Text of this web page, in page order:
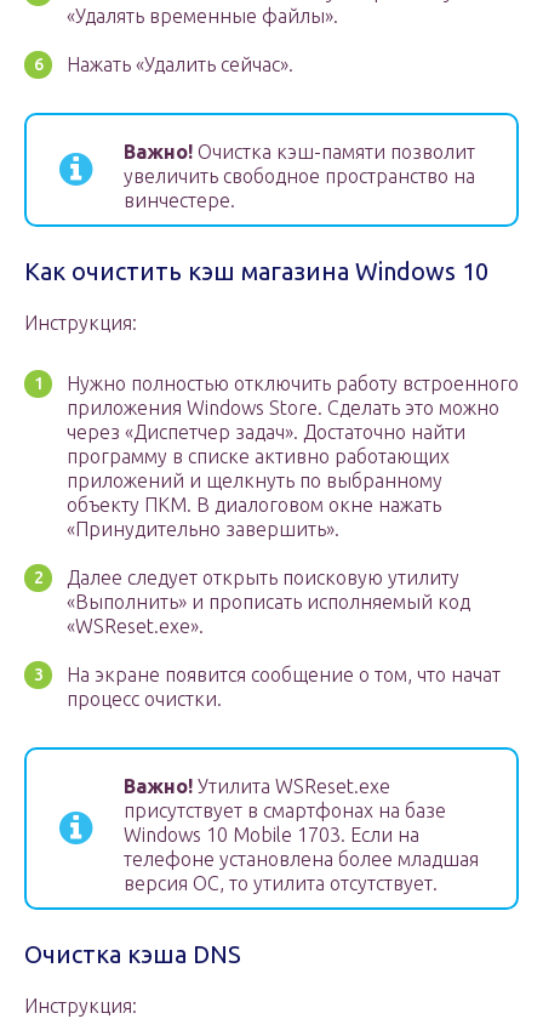
«Удалять временные файлы».
Нажать «Удалить сейчас».
Важно! Очистка кэш-памяти позволит
увеличить свободное пространство на
винчестере.
Как очистить кэш магазина Windows 10
Инструкция:
Нужно полностью отключить работу встроенного
приложения Windows Store. Сделать это можно
через «Диспетчер задач». Достаточно найти
программу в списке активно работающих
приложений и щелкнуть по выбранному
объекту ПКМ. В диалоговом окне нажать
«Принудительно завершить».
Далее следует открыть поисковую утилиту
«Выполнить» и прописать исполняемый код
«WSReset.exe».
На экране появится сообщение о том, что начат
процесс очистки.
Важно! Утилита WSReset.exe
присутствует в смартфонах на базе
Windows 10 Mobile 1703. Если на
телефоне установлена более младшая
версия ОС, то утилита отсутствует.
Очистка кэша DNS
Инструкция: